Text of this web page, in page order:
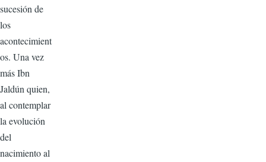
sucesión de
los
acontecimient
os. Una vez
más Ibn
Jaldún quien,
al contemplar
la evolución
del
nacimiento al